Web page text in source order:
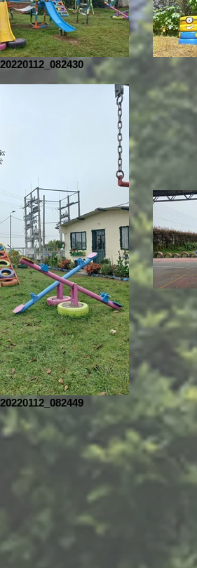
20220112_082430
20220112_082449